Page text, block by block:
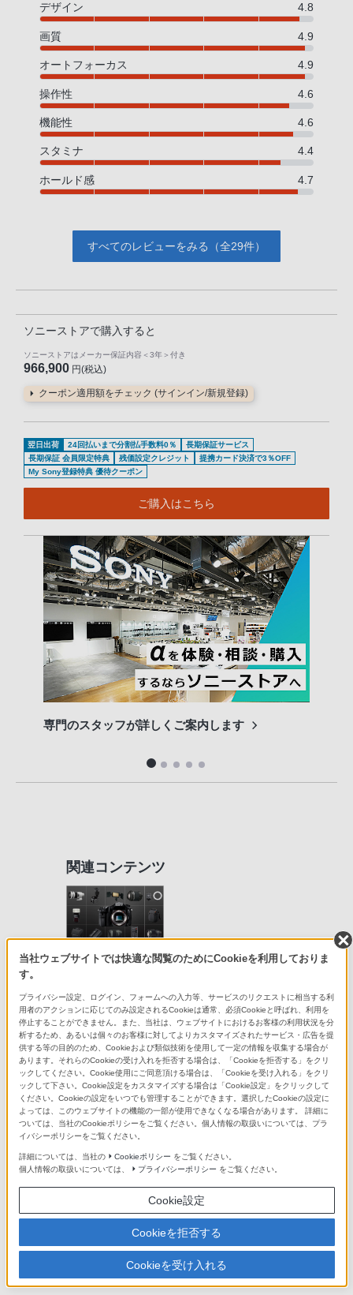
デザイン 4.8
画質 4.9
オートフォーカス 4.9
操作性 4.6
機能性 4.6
スタミナ 4.4
ホールド感 4.7
すべてのレビューをみる（全29件）
ソニーストアで購入すると
ソニーストアはメーカー保証内容 ＜3年＞ 付き
966,900 円(税込)
クーポン適用額をチェック (サインイン/新規登録)
翌日出荷 24回払いまで分割払手数料0％
長期保証サービス
長期保証 会員限定特典
残価設定クレジット
提携カード決済で3％OFF
My Sony登録特典 優待クーポン
ご購入はこちら
専門のスタッフが詳しくご案内します
関連コンテンツ
Aマウントレンズ/アクセサリーシステ
Eマウントレンズラインアップ
充実したレンズでこだわりの表現を
Aマウントレンズラインアップ
充実したレンズでこだわりの表現を
当社ウェブサイトでは快適な閲覧のためにCookieを利用しておりま
す。
プライバシー設定、ログイン、フォームへの入力等、サービスのリクエストに相当する利
用者のアクションに応じてのみ設定されるCookieは通常、必須Cookieと呼ばれ、利用を
停止することができません。また、当社は、ウェブサイトにおけるお客様の利用状況を分
析するため、あるいは個々のお客様に対してよりカスタマイズされたサービス・広告を提
供する等の目的のため、Cookieおよび類似技術を使用して一定の情報を収集する場合が
あります。それらのCookieの受け入れを拒否する場合は、「Cookieを拒否する」をクリ
ックしてください。Cookie使用にご同意頂ける場合は、「Cookieを受け入れる」をクリ
ックして下さい。Cookie設定をカスタマイズする場合は「Cookie設定」をクリックして
ください。Cookieの設定をいつでも管理することができます。選択したCookieの設定に
よっては、このウェブサイトの機能の一部が使用できなくなる場合があります。 詳細に
ついては、当社のCookieポリシーをご覧ください。個人情報の取扱いについては、プラ
イバシーポリシーをご覧ください。
詳細については、当社の Cookieポリシー をご覧ください。
個人情報の取扱いについては、
プライバシーポリシー をご覧ください。
Cookie設定
Cookieを拒否する
Cookieを受け入れる